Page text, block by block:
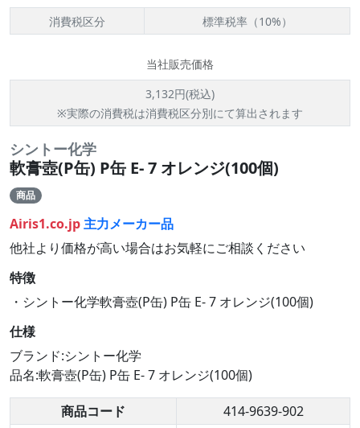
消費税区分
標準税率（10%）
当社販売価格
3,132円(税込)
※実際の消費税は消費税区分別にて算出されます
シントー化学
軟膏壺(P缶) P缶 E- 7 オレンジ(100個)
商品
Airis1.co.jp主力メーカー品
他社より価格が高い場合はお気軽にご相談ください
特徴
・シントー化学軟膏壺(P缶) P缶 E- 7 オレンジ(100個)
仕様
ブランド:シントー化学
品名:軟膏壺(P缶) P缶 E- 7 オレンジ(100個)
商品コード
414-9639-902